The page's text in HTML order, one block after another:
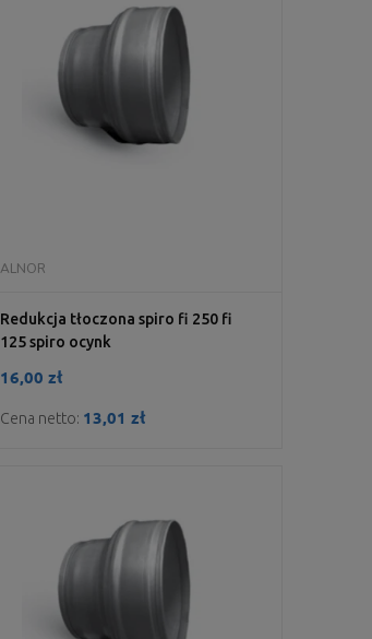
Redukcja tłoczona spiro fi 250 fi
125 spiro ocynk
ALNOR
16,00 zł
Cena netto: 13,01 zł